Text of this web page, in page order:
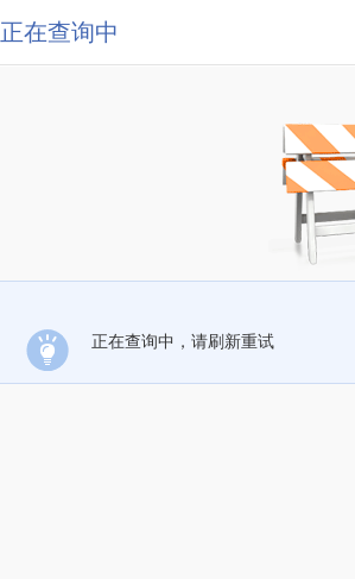
正在查询中
正在查询中，请刷新重试